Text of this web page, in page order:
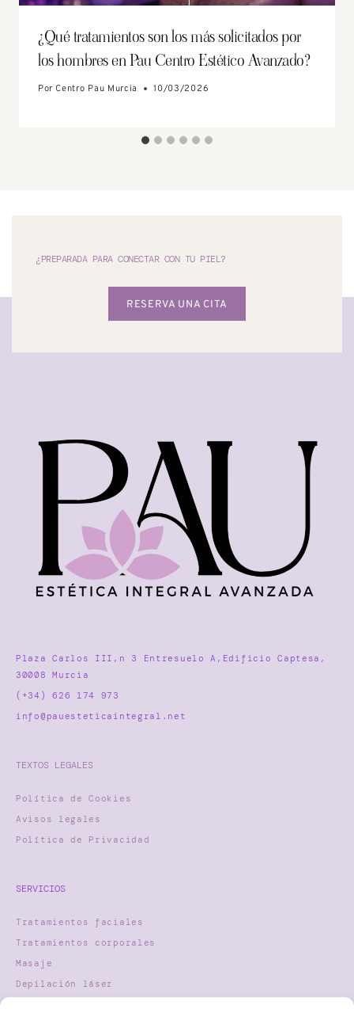
¿Qué tratamientos son los más solicitados por
los hombres en Pau Centro Estético Avanzado?
Por Centro Pau Murcia 10/03/2026
¿PREPARADA PARA CONECTAR CON TU PIEL?
RESERVA UNA CITA
Plaza Carlos III,n 3 Entresuelo A,Edificio Captesa,
30008 Murcia
(+34) 626 174 973
info@pauesteticaintegral.net
TEXTOS LEGALES
Política de Cookies
Avisos legales
Política de Privacidad
SERVICIOS
Tratamientos faciales
Tratamientos corporales
Masaje
Depilación láser